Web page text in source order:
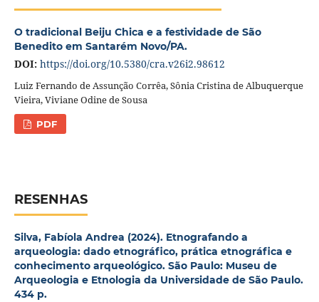
O tradicional Beiju Chica e a festividade de São
Benedito em Santarém Novo/PA.
DOI: https://doi.org/10.5380/cra.v26i2.98612
Luiz Fernando de Assunção Corrêa, Sônia Cristina de Albuquerque
Vieira, Viviane Odine de Sousa
PDF
RESENHAS
Silva, Fabíola Andrea (2024). Etnografando a
arqueologia: dado etnográfico, prática etnográfica e
conhecimento arqueológico. São Paulo: Museu de
Arqueologia e Etnologia da Universidade de São Paulo.
434 p.